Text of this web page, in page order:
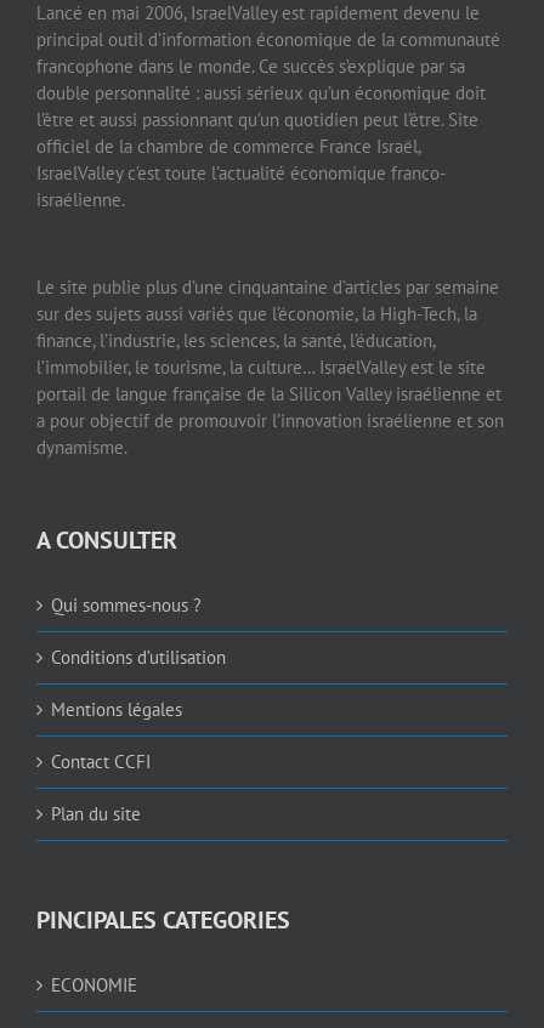
Lancé en mai 2006, IsraelValley est rapidement devenu le
principal outil d’information économique de la communauté
francophone dans le monde. Ce succès s’explique par sa
double personnalité : aussi sérieux qu’un économique doit
l’être et aussi passionnant qu’un quotidien peut l’être. Site
officiel de la chambre de commerce France Israël,
IsraelValley c’est toute l’actualité économique franco-
israélienne.
Le site publie plus d’une cinquantaine d’articles par semaine
sur des sujets aussi variés que l’économie, la High-Tech, la
finance, l’industrie, les sciences, la santé, l’éducation,
l’immobilier, le tourisme, la culture… IsraelValley est le site
portail de langue française de la Silicon Valley israélienne et
a pour objectif de promouvoir l’innovation israélienne et son
dynamisme.
A CONSULTER
Qui sommes-nous ?
Conditions d’utilisation
Mentions légales
Contact CCFI
Plan du site
PINCIPALES CATEGORIES
ECONOMIE